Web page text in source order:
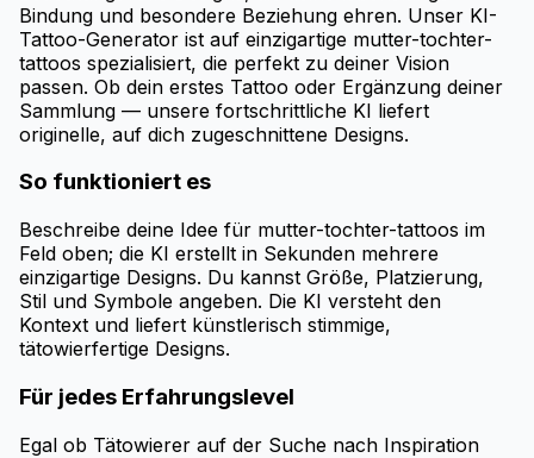
Bindung und besondere Beziehung ehren. Unser KI-
Tattoo-Generator ist auf einzigartige mutter-tochter-
tattoos spezialisiert, die perfekt zu deiner Vision
passen. Ob dein erstes Tattoo oder Ergänzung deiner
Sammlung — unsere fortschrittliche KI liefert
originelle, auf dich zugeschnittene Designs.
So funktioniert es
Beschreibe deine Idee für mutter-tochter-tattoos im
Feld oben; die KI erstellt in Sekunden mehrere
einzigartige Designs. Du kannst Größe, Platzierung,
Stil und Symbole angeben. Die KI versteht den
Kontext und liefert künstlerisch stimmige,
tätowierfertige Designs.
Für jedes Erfahrungslevel
Egal ob Tätowierer auf der Suche nach Inspiration